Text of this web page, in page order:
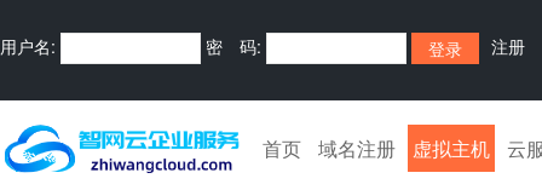
用户名: 密 码: 注册
首页 域名注册 虚拟主机 云